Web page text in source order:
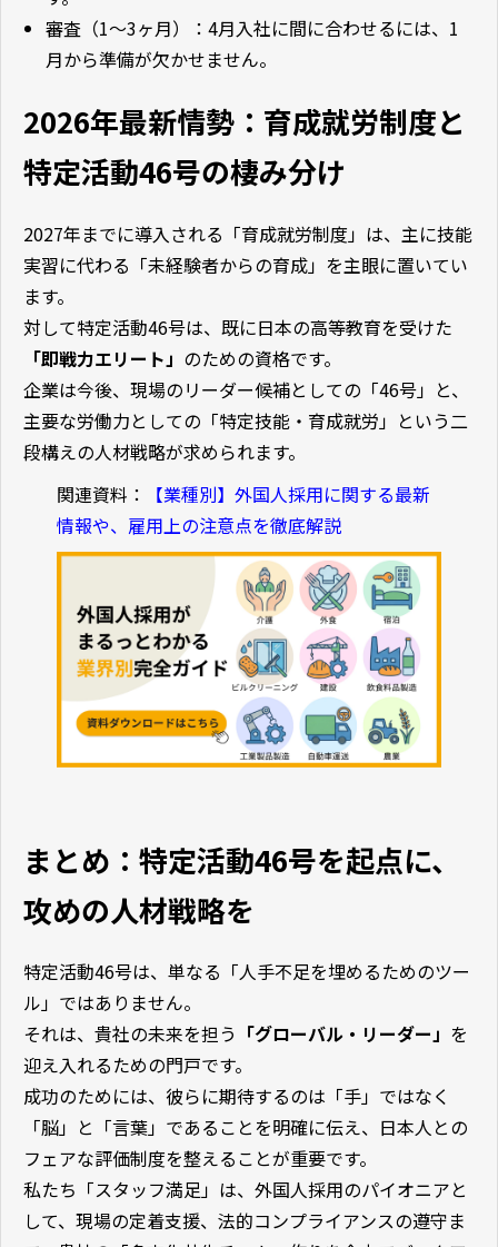
審査（1〜3ヶ月）：4月入社に間に合わせるには、1
月から準備が欠かせません。
2026年最新情勢：育成就労制度と
特定活動46号の棲み分け
2027年までに導入される「育成就労制度」は、主に技能
実習に代わる「未経験者からの育成」を主眼に置いてい
ます。
対して特定活動46号は、既に日本の高等教育を受けた
「即戦力エリート」 のための資格です。
企業は今後、現場のリーダー候補としての「46号」と、
主要な労働力としての「特定技能・育成就労」という二
段構えの人材戦略が求められます。
関連資料：
【業種別】外国人採用に関する最新
情報や、雇用上の注意点を徹底解説
まとめ：特定活動46号を起点に、
攻めの人材戦略を
特定活動46号は、単なる「人手不足を埋めるためのツー
ル」ではありません。
それは、貴社の未来を担う 「グローバル・リーダー」 を
迎え入れるための門戸です。
成功のためには、彼らに期待するのは「手」ではなく
「脳」と「言葉」であることを明確に伝え、日本人との
フェアな評価制度を整えることが重要です。
私たち「スタッフ満足」は、外国人採用のパイオニアと
して、現場の定着支援、法的コンプライアンスの遵守ま